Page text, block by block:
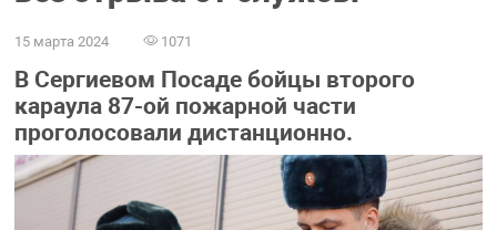
15 марта 2024 1071
В Сергиевом Посаде бойцы второго
караула 87-ой пожарной части
проголосовали дистанционно.